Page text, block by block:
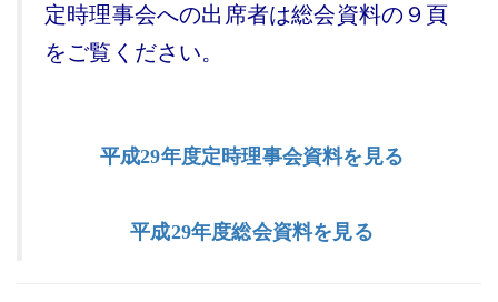
定時理事会への出席者は総会資料の９頁
をご覧ください。
平成29年度定時理事会資料を見る
平成29年度総会資料を見る